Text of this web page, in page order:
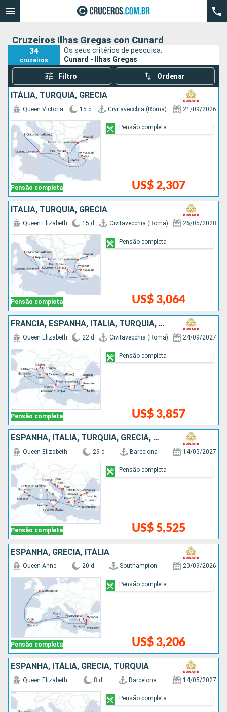
Cruzeiros Ilhas Gregas con Cunard
34
cruzeiros
Os seus critérios de pesquisa:
Cunard - Ilhas Gregas
Filtro Ordenar
ITÁLIA, TURQUIA, GRÉCIA
Pensão completa
Queen Victoria 15 d Civitavecchia (Roma) 21/09/2026
US$ 2,307
Pensão completa
ITÁLIA, TURQUIA, GRÉCIA
Pensão completa
Queen Elizabeth 15 d Civitavecchia (Roma) 26/05/2028
US$ 3,064
Pensão completa
FRANCIA, ESPANHA, ITÁLIA, TURQUIA, GRÉCIA
Pensão completa
Queen Elizabeth 22 d Civitavecchia (Roma) 24/09/2027
US$ 3,857
Pensão completa
ESPANHA, ITÁLIA, TURQUIA, GRÉCIA, MALTA, MONTENEGRO, CROÁCIA
Pensão completa
Queen Elizabeth 29 d Barcelona 14/05/2027
US$ 5,525
Pensão completa
ESPANHA, GRÉCIA, ITÁLIA
Pensão completa
Queen Anne 20 d Southampton 20/09/2026
US$ 3,206
Pensão completa
ESPANHA, ITÁLIA, GRÉCIA, TURQUIA
Queen Elizabeth 8 d Barcelona 14/05/2027
Pensão completa